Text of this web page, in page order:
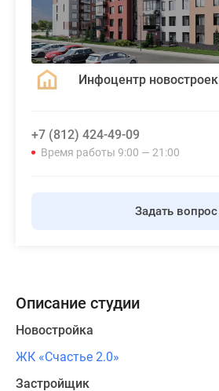
Инфоцентр новостроек
+7 (812) 424-49-09
Время работы 9:00 — 21:00
Задать вопрос
Описание студии
Новостройка
ЖК «Счастье 2.0»
Застройщик